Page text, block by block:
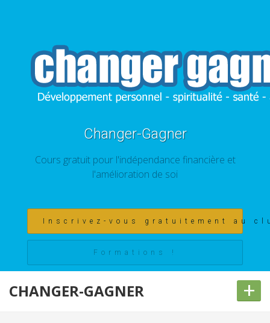
Changer-Gagner
Cours gratuit pour l'indépendance financière et
l'amélioration de soi
Inscrivez-vous gratuitement au
Formations !
CHANGER-GAGNER +